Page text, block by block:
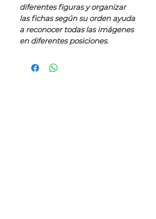
diferentes figuras y organizar
las fichas según su orden ayuda
a reconocer todas las imágenes
en diferentes posiciones.